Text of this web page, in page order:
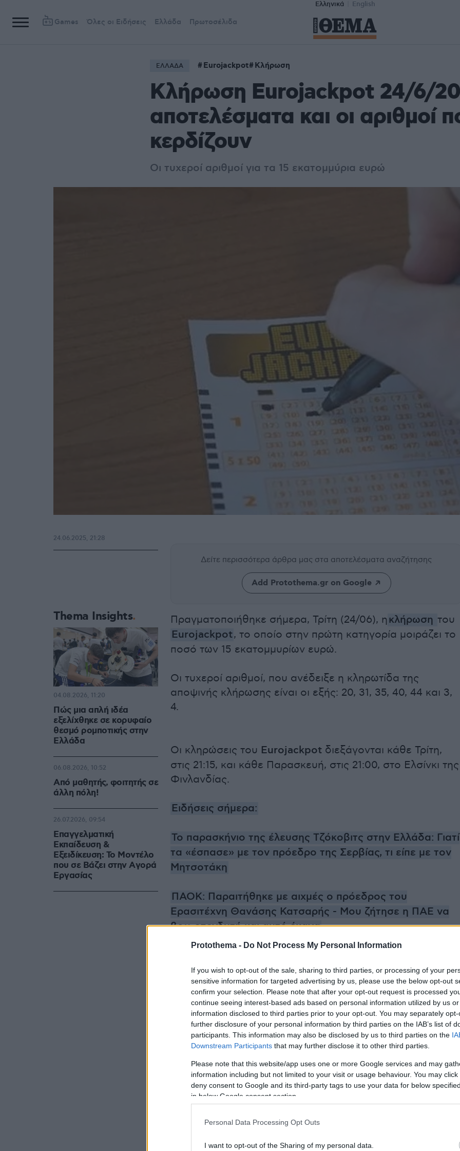
Protothema - Do Not Process My Personal Information
If you wish to opt-out of the sale, sharing to third parties, or processing of your
sensitive information for targeted advertising by us, please use the below opt-out
confirm your selection. Please note that after your opt-out request is processed
continue seeing interest-based ads based on personal information utilized by us
information disclosed to third parties prior to your opt-out. You may separately
further disclosure of your personal information by third parties on the IAB’s list of
participants. This information may also be disclosed by us to third parties on the
Downstream Participants that may further disclose it to other third parties.
Please note that this website/app uses one or more Google services and may
information including but not limited to your visit or usage behaviour. You may
deny consent to Google and its third-party tags to use your data for below
in below Google consent section.
Personal Data Processing Opt Outs
I want to opt-out of the Sharing of my personal data.
Ελληνικά English
Games Όλες οι Ειδήσεις Ελλάδα Πρωτοσέλιδα
ΕΛΛΑΔΑ Eurojackpot Κλήρωση
Κλήρωση Eurojackpot 24/6/
αποτελέσματα και οι αριθμοί
κερδίζουν
Οι τυχεροί αριθμοί για τα 15 εκατομμύρια ευρώ
Δείτε περισσότερα άρθρα μας στα αποτελέσματα αναζήτησης
Add Protothema.gr on Google
Πραγματοποιήθηκε σήμερα, Τρίτη (24/06), η κλήρωση του
Eurojackpot, το οποίο στην πρώτη κατηγορία μοιράζει το
ποσό των 15 εκατομμυρίων ευρώ.
Οι τυχεροί αριθμοί, που ανέδειξε η κληρωτίδα της
αποψινής κλήρωσης είναι οι εξής: 20, 31, 35, 40, 44 και 3,
4.
Οι κληρώσεις του Eurojackpot διεξάγονται κάθε Τρίτη,
στις 21:15, και κάθε Παρασκευή, στις 21:00, στο Ελσίνκι της
Φινλανδίας.
Ειδήσεις σήμερα:
Το παρασκήνιο της έλευσης Τζόκοβιτς στην Ελλάδα: Γιατί
τα «έσπασε» με τον πρόεδρο της Σερβίας, τι είπε με τον
Μητσοτάκη
ΠΑΟΚ: Παραιτήθηκε με αιχμές ο πρόεδρος του
Ερασιτέχνη Θανάσης Κατσαρής - Μου ζήτησε η ΠΑΕ να
βρω επενδυτή και αυτό έκανα
45χρονο εν διαστάσει σύζυγό της σε πάρκινγκ
εστιατορίου στην Καλιφόρνια
24.06.2025, 21:28
Thema Insights
Πώς μια απλή ιδέα
εξελίχθηκε σε κορυφαίο
θεσμό ρομποτικής στην
Ελλάδα
04.08.2026, 11:20
Από μαθητής, φοιτητής σε
άλλη πόλη!
06.08.2026, 10:52
Επαγγελματική
Εκπαίδευση &
Εξειδίκευση: Το Mοντέλο
που σε Bάζει στην Aγορά
Eργασίας
26.07.2026, 09:54